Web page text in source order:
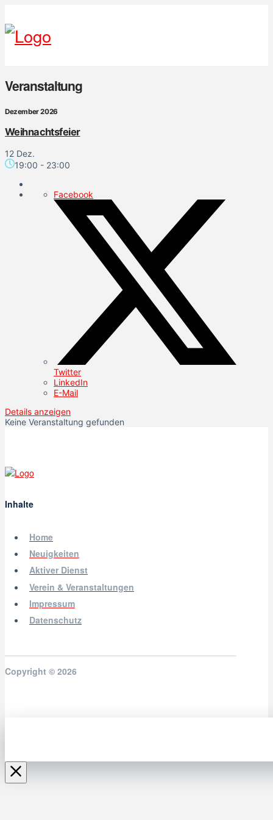
Veranstaltung
Dezember 2026
Weihnachtsfeier
12 Dez.
19:00 - 23:00
Facebook
Twitter
LinkedIn
E-Mail
Details anzeigen
Keine Veranstaltung gefunden
Inhalte
Home
Neuigkeiten
Aktiver Dienst
Verein & Veranstaltungen
Impressum
Datenschutz
Copyright © 2026